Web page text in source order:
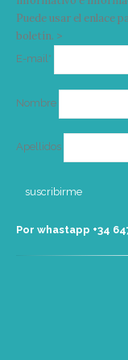
Puede usar el enlace
boletín. >
E-mail*
Nombre
Apellidos
Por whastapp +34